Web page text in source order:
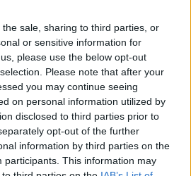
sale, sharing to third parties, or
or sensitive information for
please use the below opt-out
Please note that after your
you may continue seeing
on personal information utilized by
disclosed to third parties prior to
opt-out of the further
information by third parties on the
participants. This information may